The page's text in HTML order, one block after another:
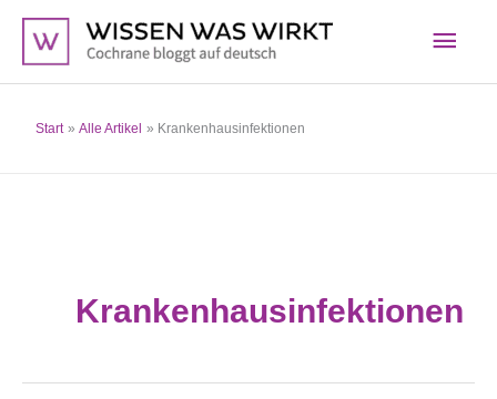
Inhalt
springen
Start Alle Artikel Krankenhausinfektionen
Krankenhausinfektionen